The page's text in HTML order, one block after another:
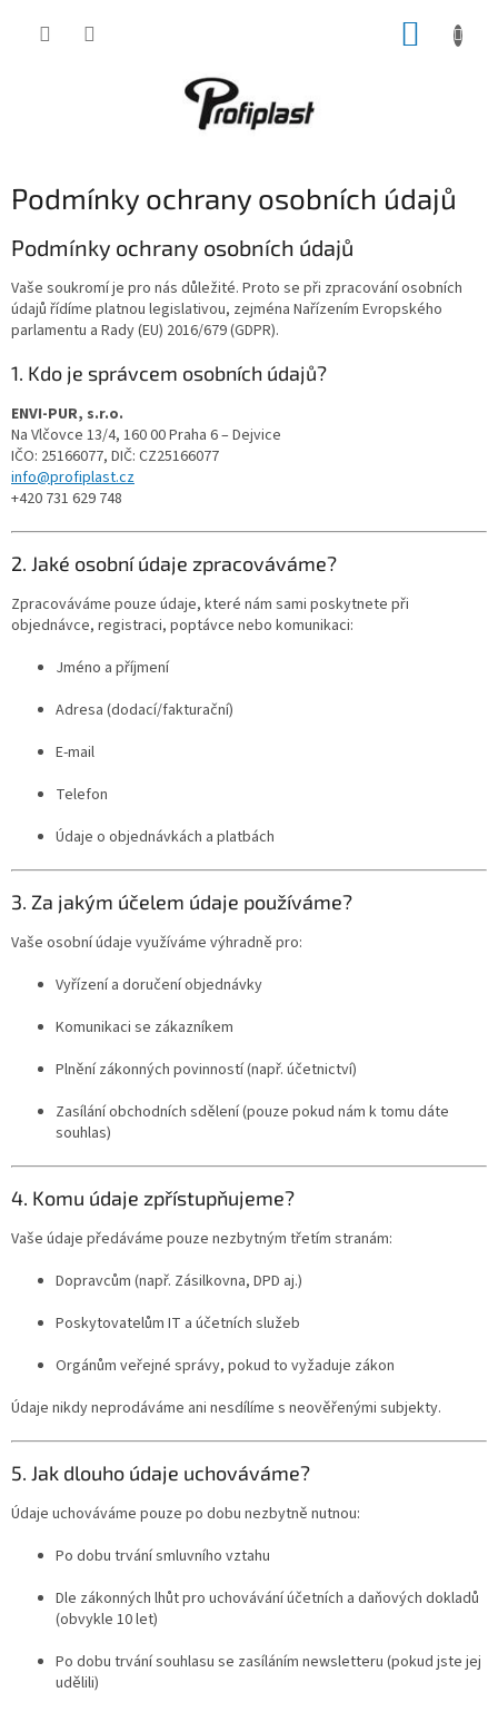
Podmínky ochrany osobních údajů
Podmínky ochrany osobních údajů
Vaše soukromí je pro nás důležité. Proto se při zpracování osobních
údajů řídíme platnou legislativou, zejména Nařízením Evropského
parlamentu a Rady (EU) 2016/679 (GDPR).
1. Kdo je správcem osobních údajů?
ENVI-PUR, s.r.o.
Na Vlčovce 13/4, 160 00 Praha 6 – Dejvice
IČO: 25166077, DIČ: CZ25166077
info@profiplast.cz
+420 731 629 748
2. Jaké osobní údaje zpracováváme?
Zpracováváme pouze údaje, které nám sami poskytnete při
objednávce, registraci, poptávce nebo komunikaci:
Jméno a příjmení
Adresa (dodací/fakturační)
E-mail
Telefon
Údaje o objednávkách a platbách
3. Za jakým účelem údaje používáme?
Vaše osobní údaje využíváme výhradně pro:
Vyřízení a doručení objednávky
Komunikaci se zákazníkem
Plnění zákonných povinností (např. účetnictví)
Zasílání obchodních sdělení (pouze pokud nám k tomu dáte
souhlas)
4. Komu údaje zpřístupňujeme?
Vaše údaje předáváme pouze nezbytným třetím stranám:
Dopravcům (např. Zásilkovna, DPD aj.)
Poskytovatelům IT a účetních služeb
Orgánům veřejné správy, pokud to vyžaduje zákon
Údaje nikdy neprodáváme ani nesdílíme s neověřenými subjekty.
5. Jak dlouho údaje uchováváme?
Údaje uchováváme pouze po dobu nezbytně nutnou:
Po dobu trvání smluvního vztahu
Dle zákonných lhůt pro uchovávání účetních a daňových dokladů
(obvykle 10 let)
Po dobu trvání souhlasu se zasíláním newsletteru (pokud jste jej
udělili)